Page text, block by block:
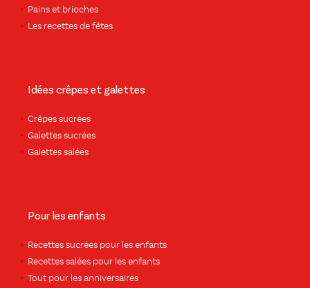
Pains et brioches
Les recettes de fêtes
Idées crêpes et galettes
Crêpes sucrées
Galettes sucrées
Galettes salées
Pour les enfants
Recettes sucrées pour les enfants
Recettes salées pour les enfants
Tout pour les anniversaires